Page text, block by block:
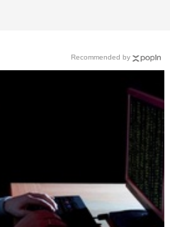
Recommended by